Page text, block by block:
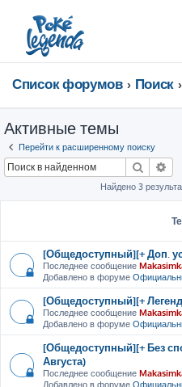
Список форумов Поиск
Активные темы
Перейти к расширенному поиску
Поиск
Найдено 3
[Общедоступный][+ Доп.
Последнее сообщение
Добавлено в форуме
[Общедоступный][+
Последнее сообщение
Добавлено в форуме
[Общедоступный][+ Без
Августа)
Последнее сообщение
Добавлено в форуме